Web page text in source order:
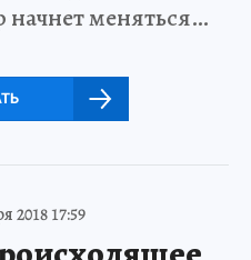
начнет меняться…
2018 17:59